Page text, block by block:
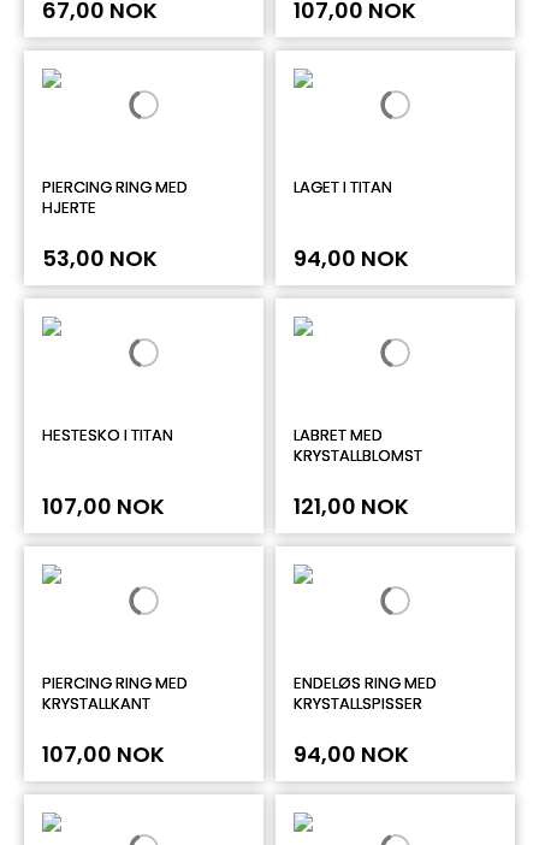
67,00 NOK 107,00 NOK
PIERCING RING MED
HJERTE
53,00 NOK
LAGET I TITAN
94,00 NOK
HESTESKO I TITAN
107,00 NOK
LABRET MED
KRYSTALLBLOMST
121,00 NOK
PIERCING RING MED
KRYSTALLKANT
107,00 NOK
ENDELØS RING MED
KRYSTALLSPISSER
94,00 NOK